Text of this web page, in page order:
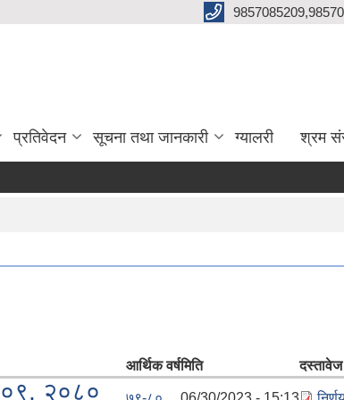
प्रतिवेदन सूचना तथा जानकारी ग्यालरी श्रम
आर्थिक वर्षमिति दस्तावेज
०९, २०८०